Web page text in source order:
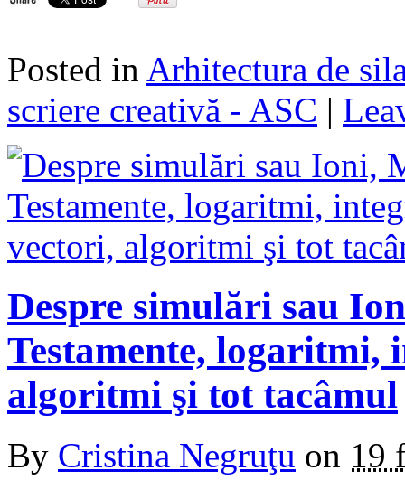
Posted in Arhitectura de
scriere creativă - ASC |
Despre simulări sau
Testamente, logaritmi,
algoritmi şi tot tacâmul
By Cristina Negruţu on 19